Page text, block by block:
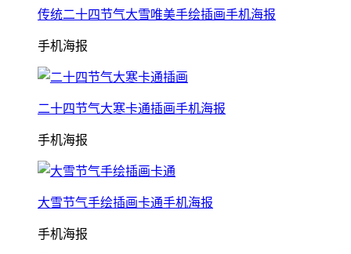
传统二十四节气大雪唯美手绘插画手机海报
手机海报
二十四节气大寒卡通插画手机海报
手机海报
大雪节气手绘插画卡通手机海报
手机海报